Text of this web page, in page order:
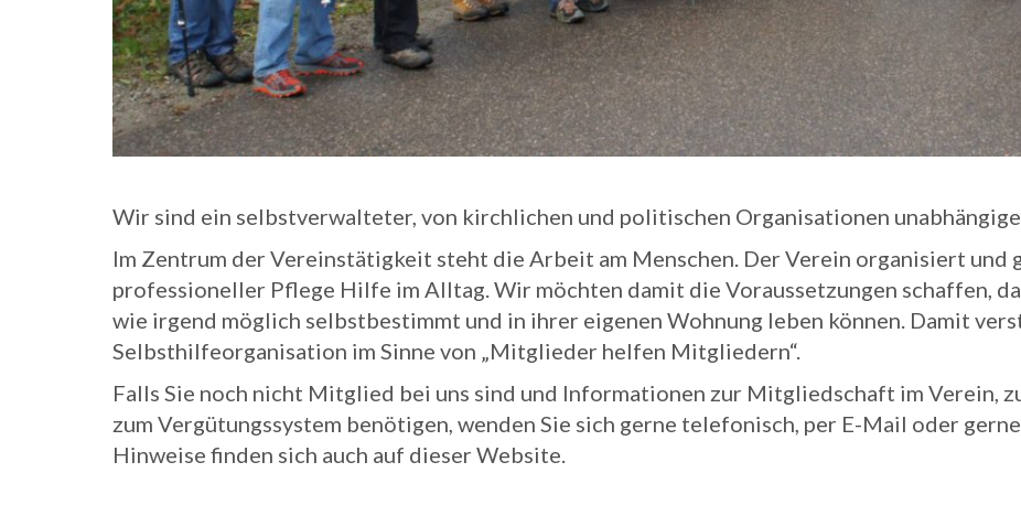
Wir sind ein selbstverwalteter, von kirchlichen und politischen Organisationen
Im Zentrum der Vereinstätigkeit steht die Arbeit am Menschen. Der Verein organisiert
professioneller Pflege Hilfe im Alltag. Wir möchten damit die Voraussetzungen schaffen,
wie irgend möglich selbstbestimmt und in ihrer eigenen Wohnung leben können. Damit
Selbsthilfeorganisation im Sinne von „Mitglieder helfen Mitgliedern“.
Falls Sie noch nicht Mitglied bei uns sind und Informationen zur Mitgliedschaft im Verein,
zum Vergütungssystem benötigen, wenden Sie sich gerne telefonisch, per E-Mail oder
Hinweise finden sich auch auf dieser Website.